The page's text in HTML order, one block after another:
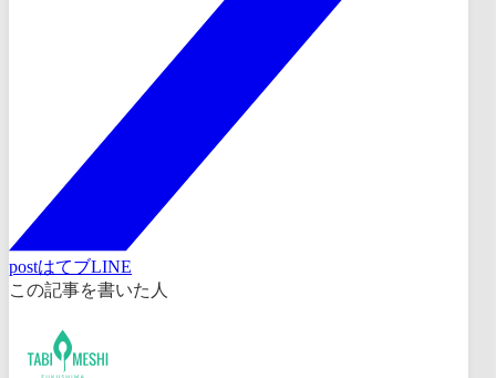
postはてブLINE
この記事を書いた人